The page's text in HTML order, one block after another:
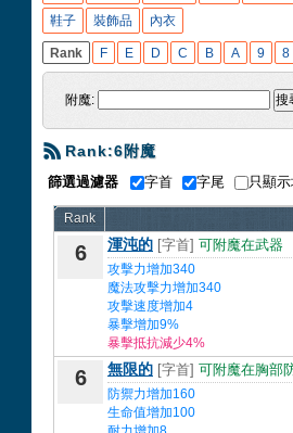
鞋子
裝飾品 內衣
Rank F E D C B A 9 8
附魔: 搜
Rank:6附魔
篩選過濾器 字首 字尾 只顯
Rank
6 渾沌的 [字首] 可附魔在武器
攻擊力增加340
魔法攻擊力增加340
攻擊速度增加4
暴擊增加9%
暴擊抵抗減少4%
6 無限的 [字首] 可附魔在胸部
防禦力增加160
生命值增加100